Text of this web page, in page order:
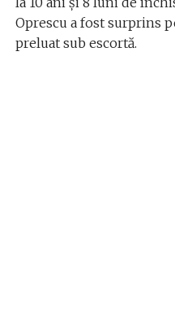
Oprescu a fost surprins
preluat sub escortă.